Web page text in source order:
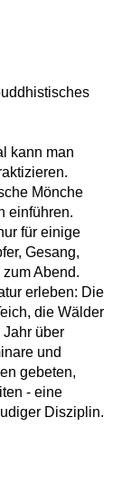
kann man
Mönche
einführen.
für einige
Gesang,
Abend.
erleben: Die
die Wälder
Jahr über
und
gebeten,
- eine
Disziplin.